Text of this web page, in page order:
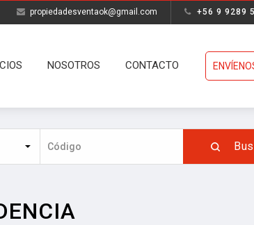
propiedadesventaok@gmail.com +56 9 9289
NOSOTROS CONTACTO